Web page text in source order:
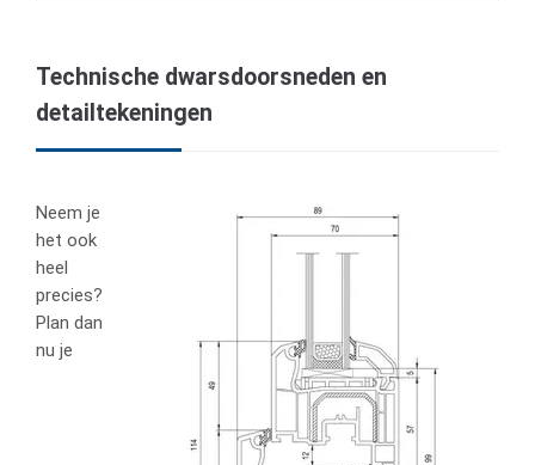
Technische dwarsdoorsneden en
detailtekeningen
Neem je
het ook
heel
precies?
Plan dan
nu je